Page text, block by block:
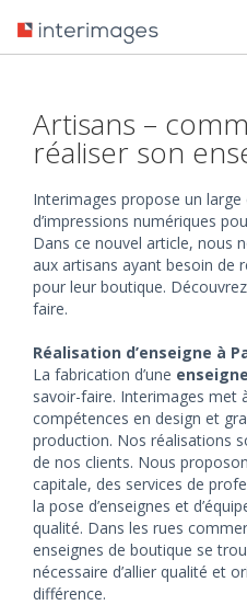
Artisans –
réaliser son
Interimages propose un
d’impressions numériques
Dans ce nouvel article, nous
aux artisans ayant besoin de
pour leur boutique.
faire.
Réalisation d’enseigne à
La fabrication d’une
savoir-faire. Interimages met
compétences en design et
production. Nos réalisations
de nos clients. Nous
capitale, des services de
la pose d’enseignes et
qualité. Dans les rues
enseignes de boutique se
nécessaire d’allier qualité et
différence.